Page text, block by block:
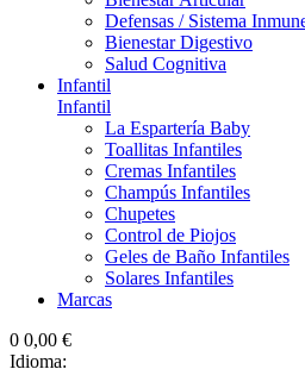
Defensas / Sistema
Bienestar Digestivo
Salud Cognitiva
Infantil
Infantil
La Espartería Baby
Toallitas Infantiles
Cremas Infantiles
Champús Infantiles
Chupetes
Control de Piojos
Geles de Baño Infantiles
Solares Infantiles
Marcas
0 0,00 €
Idioma: